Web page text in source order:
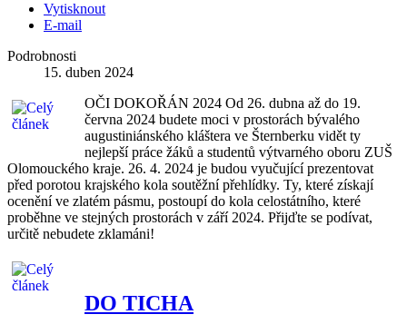
Vytisknout
E-mail
Podrobnosti
15. duben 2024
OČI DOKOŘÁN 2024 Od 26. dubna až do 19.
června 2024 budete moci v prostorách bývalého
augustiniánského kláštera ve Šternberku vidět ty
nejlepší práce žáků a studentů výtvarného oboru ZUŠ
Olomouckého kraje. 26. 4. 2024 je budou vyučující prezentovat
před porotou krajského kola soutěžní přehlídky. Ty, které získají
ocenění ve zlatém pásmu, postoupí do kola celostátního, které
proběhne ve stejných prostorách v září 2024. Přijďte se podívat,
určitě nebudete zklamáni!
DO TICHA